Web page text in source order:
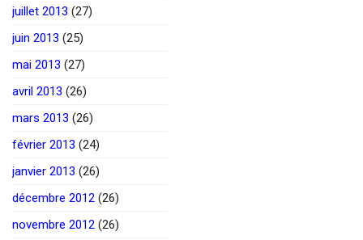
juillet 2013 (27)
juin 2013 (25)
mai 2013 (27)
avril 2013 (26)
mars 2013 (26)
février 2013 (24)
janvier 2013 (26)
décembre 2012 (26)
novembre 2012 (26)